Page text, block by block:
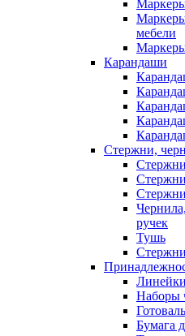
мебели
Карандаши
Стержни,
ручек
Тушь
Линейки
Наборы
Бумага